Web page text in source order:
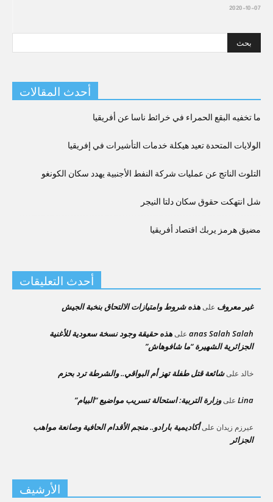
2020-10-07
أحدث المقالات
ما تخفيه البقع الحمراء في خرائط ناسا عن أفريقيا
الولايات المتحدة تعيد هيكلة خدمات التأشيرات في إفريقيا
التلوث الناتج عن عمليات شركة النفط الأجنبية يهدد سكان الكونغو
شل انتهكت حقوق سكان دلتا النيجر
مضيق هرمز يربك اقتصاد أفريقيا
أحدث التعليقات
غير معروف علىهذه شروط وامتيازات الالتحاق بنخبة الجيش
anas Salah Salah علىهذه حقيقة وجود نسخة سعودية للأغنية
الجزائرية الشهيرة “ما شافوهاش”
خالد علىشائعة قتل طفلة تهز أم البواقي.. والشرطة ترد بحزم
Lina علىوزارة التربية: استحالة تسريب مواضيع “البيام”
عيرزم زيدان علىأكاديمية بارادو.. منجم الأقدام الحافية وصانعة مواهب
الجزائر
الأرشيف